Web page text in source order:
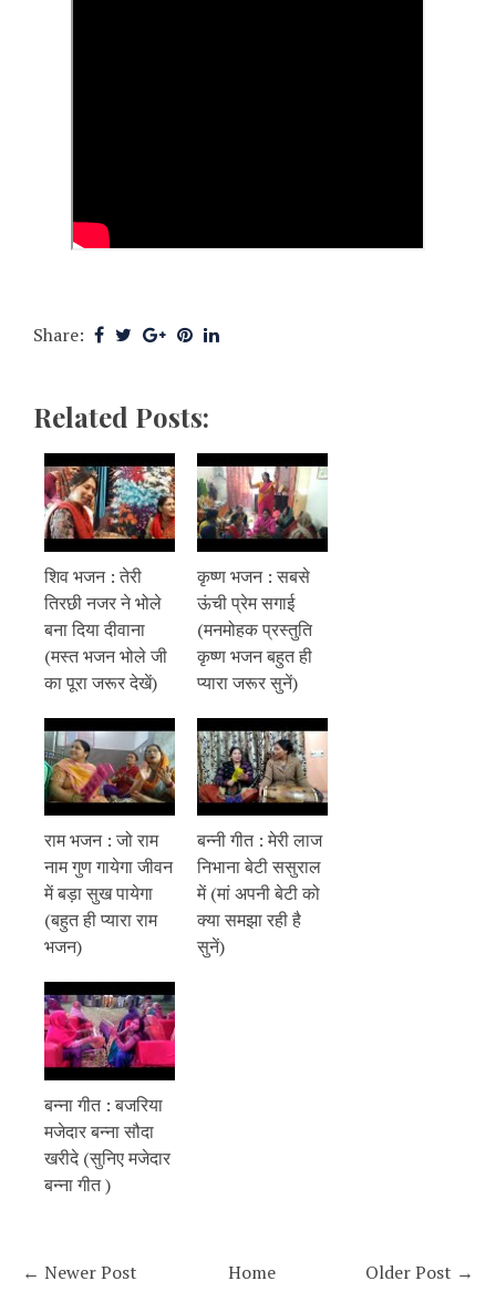
Share:
Related Posts:
शिव भजन : तेरी
तिरछी नजर ने भोले
बना दिया दीवाना
(मस्त भजन भोले जी
का पूरा जरूर देखें)
कृष्ण भजन : सबसे
ऊंची प्रेम सगाई
(मनमोहक प्रस्तुति
कृष्ण भजन बहुत ही
प्यारा जरूर सुनें)
राम भजन : जो राम
नाम गुण गायेगा जीवन
में बड़ा सुख पायेगा
(बहुत ही प्यारा राम
भजन)
बन्नी गीत : मेरी लाज
निभाना बेटी ससुराल
में (मां अपनी बेटी को
क्या समझा रही है
सुनें)
बन्ना गीत : बजरिया
मजेदार बन्ना सौदा
खरीदे (सुनिए मजेदार
बन्ना गीत )
← Newer Post Older Post →
Home